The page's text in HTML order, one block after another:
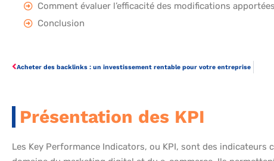
Comment évaluer l’efficacité des modifications apportées
Conclusion
Acheter des backlinks : un investissement rentable pour votre entreprise
Présentation des KPI
Les Key Performance Indicators, ou KPI, sont des